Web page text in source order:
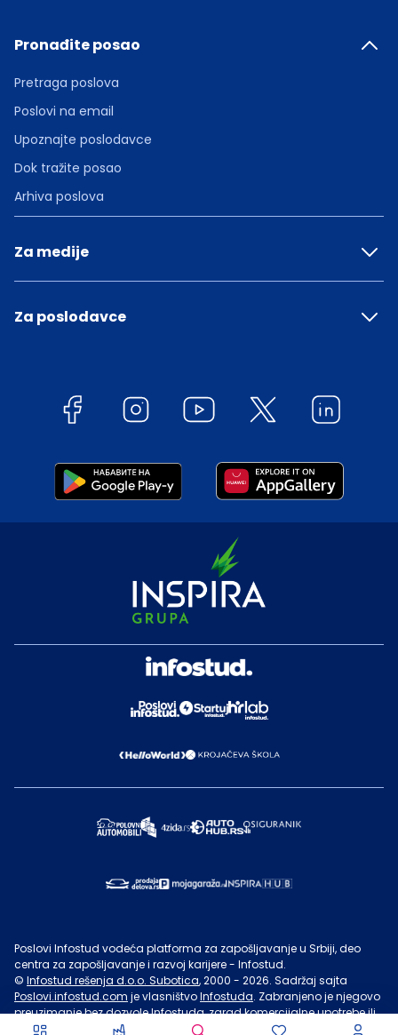
Pronađite posao
Pretraga poslova
Poslovi na email
Upoznajte poslodavce
Dok tražite posao
Arhiva poslova
Za medije
Za poslodavce
Poslovi Infostud vodeća platforma za zapošljavanje u Srbiji, deo
centra za zapošljavanje i razvoj karijere - Infostud.
© Infostud rešenja d.o.o. Subotica, 2000 - 2026. Sadržaj sajta
Poslovi.infostud.com je vlasništvoInfostuda. Zabranjeno je njegovo
preuzimanje bez dozvoleInfostuda, zarad komercijalne upotrebe ili
u druge svrhe, osim za lične potrebe posetilaca sajta.